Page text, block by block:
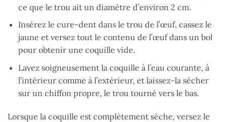
ce que le trou ait un diamètre d’environ 2 cm.
Insérez le cure-dent dans le trou de l’œuf, cassez le
jaune et versez tout le contenu de l’œuf dans un bol
pour obtenir une coquille vide.
Lavez soigneusement la coquille à l’eau courante, à
l’intérieur comme à l’extérieur, et laissez-la sécher
sur un chiffon propre, le trou tourné vers le bas.
Lorsque la coquille est complètement sèche, versez le